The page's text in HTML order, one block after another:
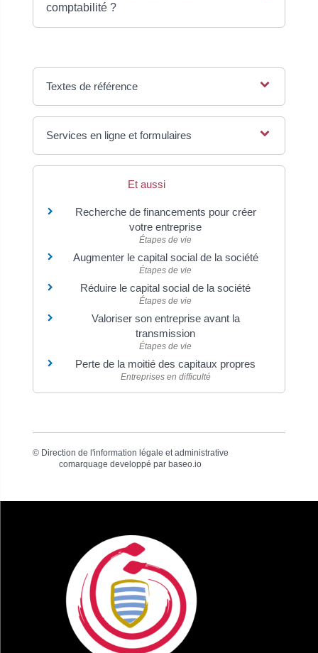
comptabilité ?
Textes de référence
Services en ligne et formulaires
Et aussi
Recherche de financements pour créer
votre entreprise
Étapes de vie
Augmenter le capital social de la société
Étapes de vie
Réduire le capital social de la société
Étapes de vie
Valoriser son entreprise avant la
transmission
Étapes de vie
Perte de la moitié des capitaux propres
Entreprises en difficulté
© Direction de l'information légale et administrative
comarquage developpé parbaseo.io